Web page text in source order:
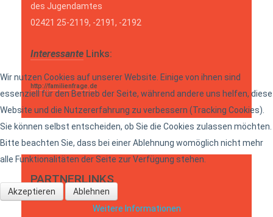
des Jugendamtes
02421 25-2119, -2191, -2192
Interessante Links:
http://familienfrage.de
PARTNERLINKS
Wir nutzen Cookies auf unserer Website. Einige von ihnen sind
essenziell für den Betrieb der Seite, während andere uns helfen, diese
Website und die Nutzererfahrung zu verbessern (Tracking Cookies).
Sie können selbst entscheiden, ob Sie die Cookies zulassen möchten.
Bitte beachten Sie, dass bei einer Ablehnung womöglich nicht mehr
alle Funktionalitäten der Seite zur Verfügung stehen.
Akzeptieren
Ablehnen
Weitere Informationen